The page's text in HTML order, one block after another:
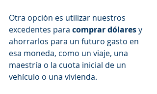
Otra opción es utilizar nuestros
excedentes para comprar dólares y
ahorrarlos para un futuro gasto en
esa moneda, como un viaje, una
maestría o la cuota inicial de un
vehículo o una vivienda.